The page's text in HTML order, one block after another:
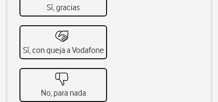
Sí, gracias
Sí, con queja a Vodafone
No, para nada